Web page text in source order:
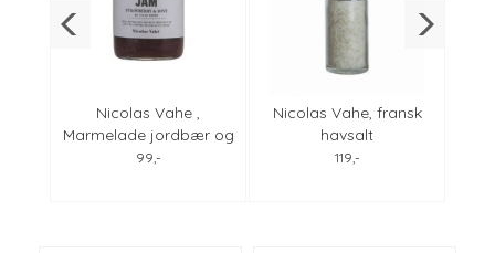
Nicolas Vahe ,
Marmelade jordbær og
mynte
99,-
Nicolas Vahe, fransk
havsalt
119,-